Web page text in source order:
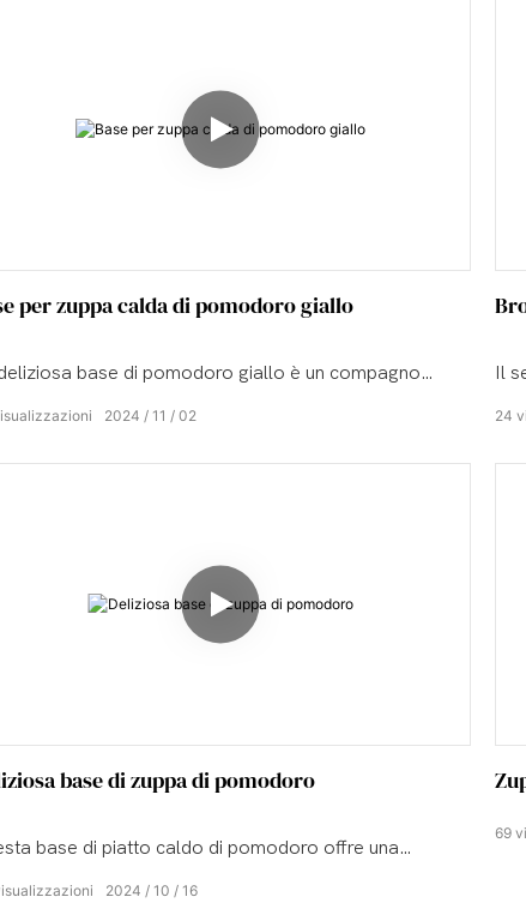
per zuppa calda di pomodoro giallo
base di pomodoro giallo è un compagno
2024 11 02
Il
24
base di zuppa di pomodoro
base di piatto caldo di pomodoro offre una
pomodoro è morbido e vellutato e la sua tonalità
2024 10 16
69